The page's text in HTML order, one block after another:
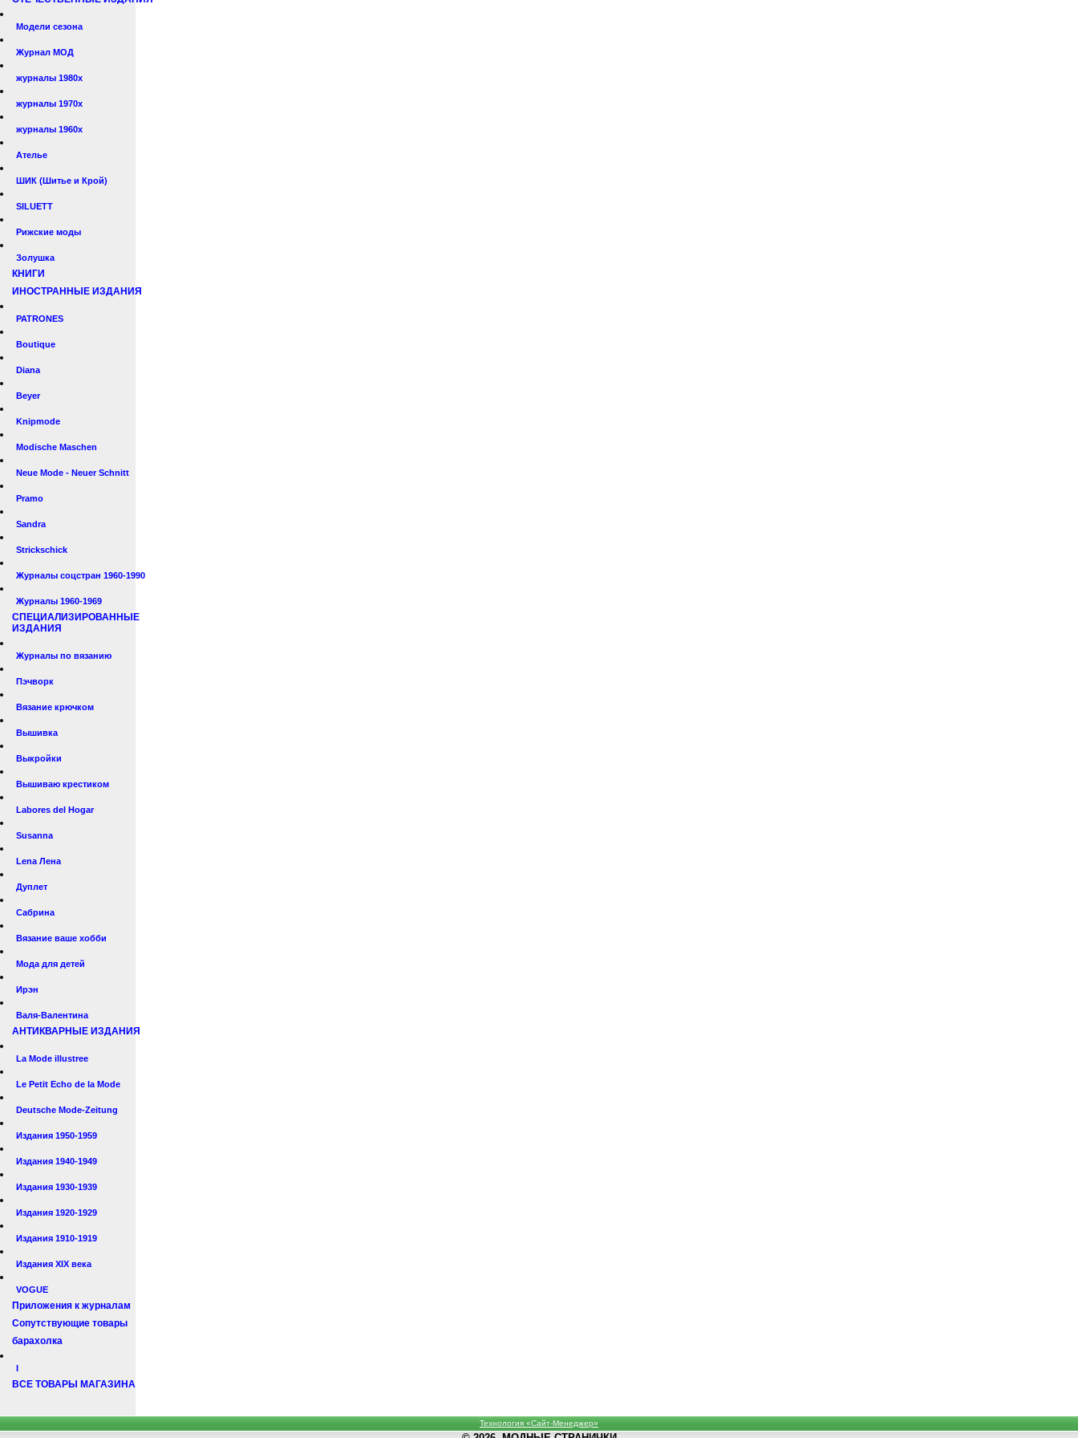
Модели сезона
Журнал МОД
журналы 1980х
журналы 1970х
журналы 1960х
Ателье
ШИК (Шитье и Крой)
SILUETT
Рижские моды
Золушка
КНИГИ
ИНОСТРАННЫЕ ИЗДАНИЯ
PATRONES
Boutique
Diana
Beyer
Knipmode
Modische Maschen
Neue Mode - Neuer Schnitt
Pramo
Sandra
Strickschick
Журналы соцстран 1960-1990
Журналы 1960-1969
СПЕЦИАЛИЗИРОВАННЫЕ
ИЗДАНИЯ
Журналы по вязанию
Пэчворк
Вязание крючком
Вышивка
Выкройки
Вышиваю крестиком
Labores del Hogar
Susanna
Lena Лена
Дуплет
Сабрина
Вязание ваше хобби
Мода для детей
Ирэн
Валя-Валентина
АНТИКВАРНЫЕ ИЗДАНИЯ
La Mode illustree
Le Petit Echo de la Mode
Deutsche Mode-Zeitung
Издания 1950-1959
Издания 1940-1949
Издания 1930-1939
Издания 1920-1929
Издания 1910-1919
Издания XIX века
VOGUE
Приложения к журналам
Сопутствующие товары
барахолка
I
ВСЕ ТОВАРЫ МАГАЗИНА
Технология «Сайт-Менеджер»